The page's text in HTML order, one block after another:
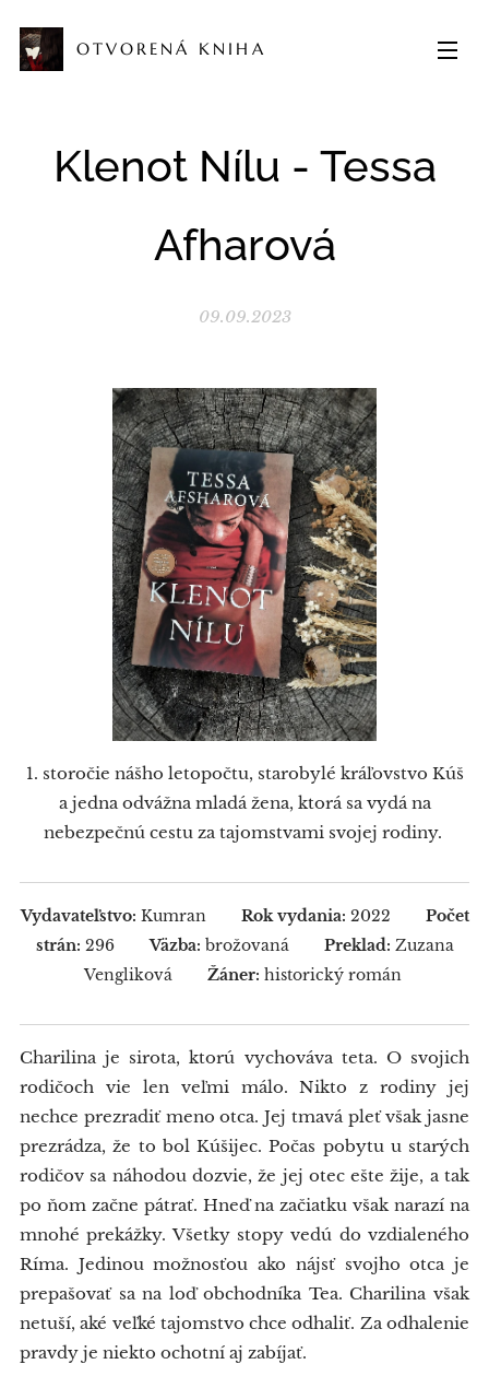
OTVORENÁ KNIHA
Klenot Nílu - Tessa
Afharová
09.09.2023
1. storočie nášho letopočtu, starobylé kráľovstvo Kúš
a jedna odvážna mladá žena, ktorá sa vydá na
nebezpečnú cestu za tajomstvami svojej rodiny.
Vydavateľstvo: Kumran Rok vydania: 2022
Počet
strán: 296Väzba: brožovaná Preklad: Zuzana
Vengliková Žáner: historický román
Charilina je sirota, ktorú vychováva teta. O svojich
rodičoch vie len veľmi málo. Nikto z rodiny jej
nechce prezradiť meno otca. Jej tmavá pleť však jasne
prezrádza, že to bol Kúšijec. Počas pobytu u starých
rodičov sa náhodou dozvie, že jej otec ešte žije, a tak
po ňom začne pátrať. Hneď na začiatku však narazí na
mnohé prekážky. Všetky stopy vedú do vzdialeného
Ríma. Jedinou možnosťou ako nájsť svojho otca je
prepašovať sa na loď obchodníka Tea. Charilina však
netuší, aké veľké tajomstvo chce odhaliť. Za odhalenie
pravdy je niekto ochotní aj zabíjať.